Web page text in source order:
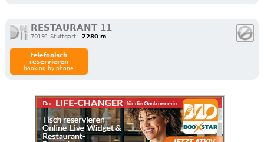
RESTAURANT 11
70191 Stuttgart 2280 m
telefonisch
reservieren
booking by phone